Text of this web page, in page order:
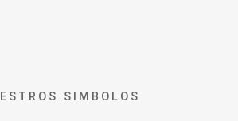
SIMBOLOS